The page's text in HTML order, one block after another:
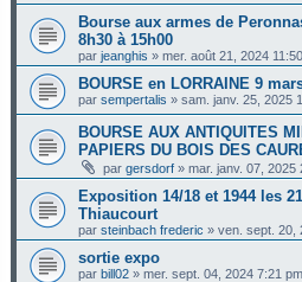
Bourse aux armes de
8h30 à 15h00
par jeanghis » mer. août 21, 2024
BOURSE en LORRAINE 9
par sempertalis » sam. janv. 25, 2025
BOURSE AUX ANTIQUITES
PAPIERS DU BOIS DES
par gersdorf » mar. janv. 07, 2025
Exposition 14/18 et 1944 les
Thiaucourt
par steinbach frederic » ven. sept. 20,
sortie expo
par bill02 » mer. sept. 04, 2024 7:21 pm